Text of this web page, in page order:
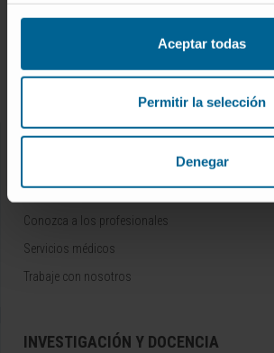
Aceptar todas
Permitir la selección
Denegar
Pruebas diagnósticas
NUESTROS PROFESIONALES
Cancer Center
Conozca a los profesionales
Servicios médicos
Trabaje con nosotros
INVESTIGACIÓN Y DOCENCIA